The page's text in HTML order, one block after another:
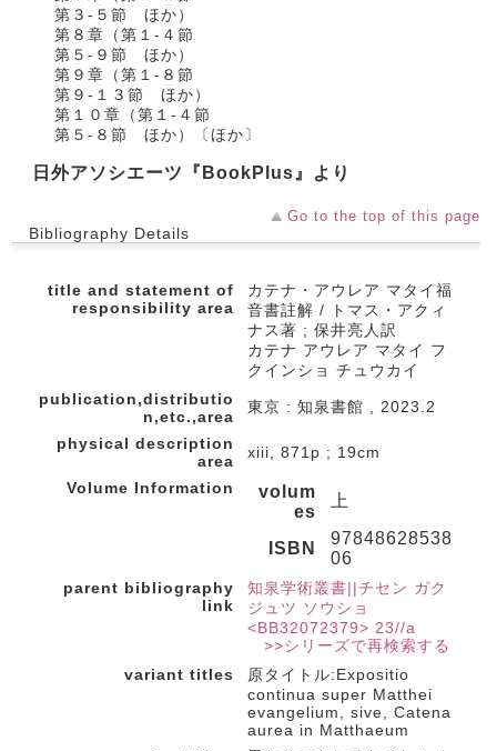
第３‐５節 ほか）
第８章（第１‐４節
第５‐９節 ほか）
第９章（第１‐８節
第９‐１３節 ほか）
第１０章（第１‐４節
第５‐８節 ほか）〔ほか〕
日外アソシエーツ『BookPlus』より
Go to the top of this page
Bibliography Details
title and statement of
responsibility area
カテナ・アウレア マタイ福
音書註解 / トマス・アクィ
ナス著 ; 保井亮人訳
カテナ アウレア マタイ フ
クインショ チュウカイ
publication,distributio
n,etc.,area
東京 : 知泉書館 , 2023.2
physical description
area
xiii, 871p ; 19cm
Volume Information
volum
es
上
ISBN
97848628538
06
parent bibliography
link
知泉学術叢書||チセン ガク
ジュツ ソウショ
<BB32072379> 23//a
>>シリーズで再検索する
variant titles
原タイトル:Expositio
continua super Matthei
evangelium, sive, Catena
aurea in Matthaeum